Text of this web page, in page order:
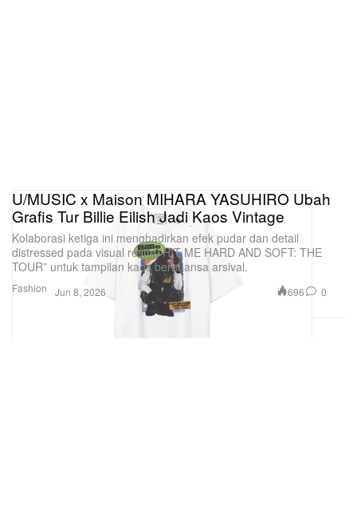
Fashion
U/MUSIC x Maison MIHARA YASUHIRO Ubah
Grafis Tur Billie Eilish Jadi Kaos Vintage
Kolaborasi ketiga ini menghadirkan efek pudar dan detail
distressed pada visual resmi “HIT ME HARD AND SOFT: THE
TOUR” untuk tampilan kaos bernuansa arsival.
Jun 8, 2026 696 0